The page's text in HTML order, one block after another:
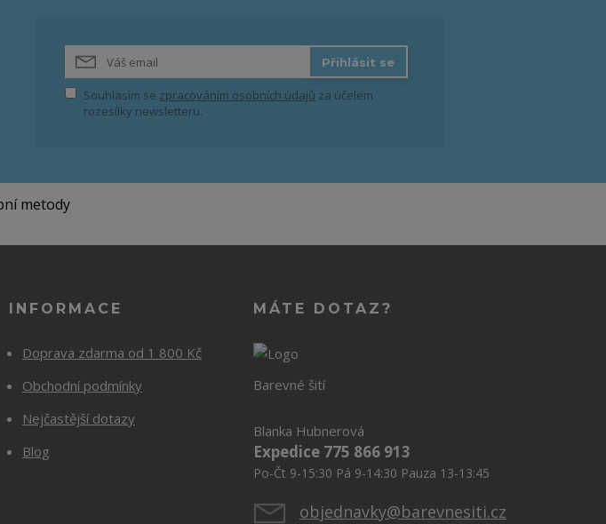
Přihlásit se
Souhlasím se zpracováním osobních údajů za účelem
rozesílky newsletteru.
INFORMACE
Doprava zdarma od 1 800 Kč
Obchodní podmínky
Nejčastější dotazy
Blog
MÁTE DOTAZ?
Barevné šití
Blanka Hubnerová
Expedice 775 866 913
Po-Čt 9-15:30 Pá 9-14:30 Pauza 13-13:45
objednavky@barevnesiti.cz